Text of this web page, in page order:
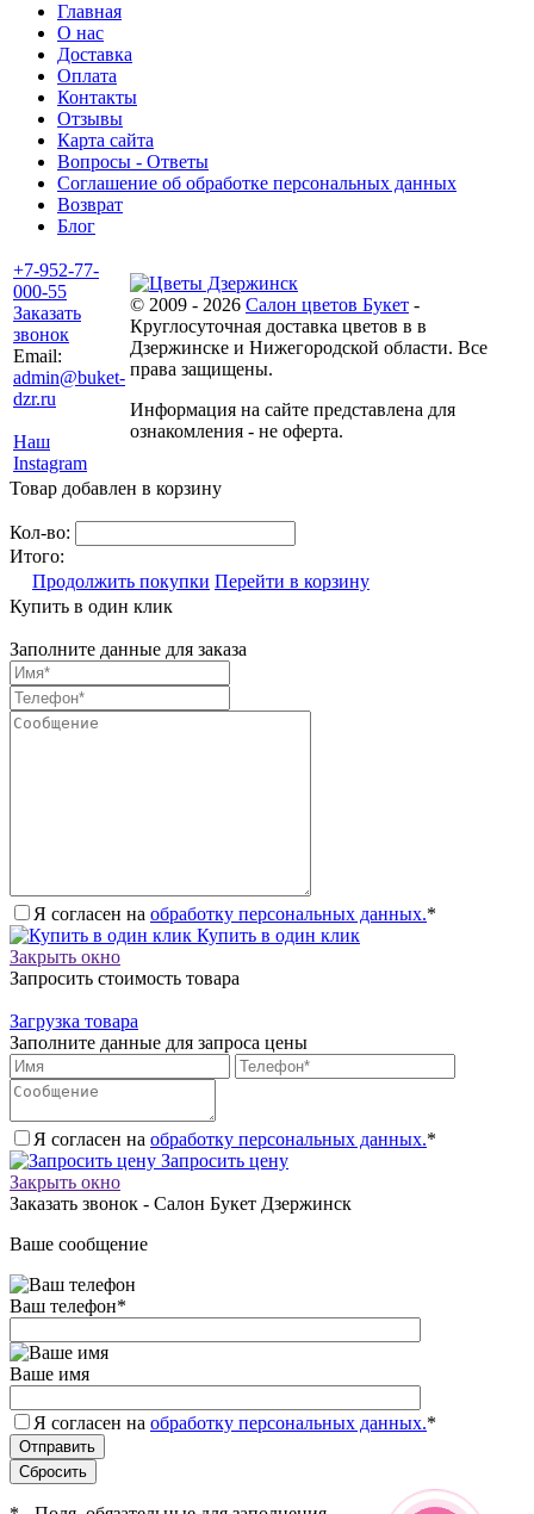
Главная
О нас
Доставка
Оплата
Контакты
Отзывы
Карта сайта
Вопросы - Ответы
Соглашение об обработке персональных данных
Возврат
Блог
+7-952-77-
000-55
Заказать
звонок
Email:
admin@buket-
dzr.ru
Наш
Instagram
© 2009 - 2026 Салон цветов Букет -
Круглосуточная доставка цветов в в
Дзержинске и Нижегородской области. Все
права защищены.
Информация на сайте представлена для
ознакомления - не оферта.
Товар добавлен в корзину
Кол-во:
Итого:
Продолжить покупки Перейти в корзину
Купить в один клик
Заполните данные для заказа
Я согласен на обработку персональных данных.*
Купить в один клик
Закрыть окно
Запросить стоимость товара
Загрузка товара
Заполните данные для запроса цены
Я согласен на обработку персональных данных.*
Запросить цену
Закрыть окно
Заказать звонок - Салон Букет Дзержинск
Ваше сообщение
Ваш телефон*
Ваше имя
Я согласен на обработку персональных данных.*